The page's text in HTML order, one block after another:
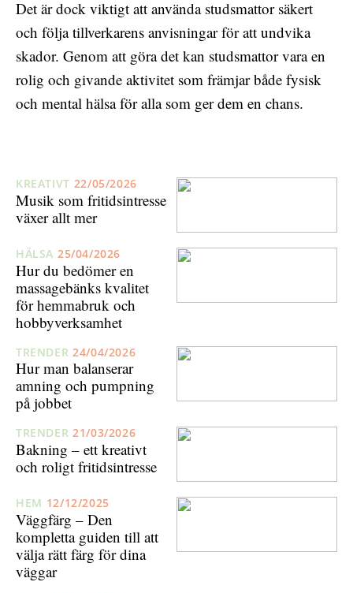
Det är dock viktigt att använda studsmattor säkert
och följa tillverkarens anvisningar för att undvika
skador. Genom att göra det kan studsmattor vara en
rolig och givande aktivitet som främjar både fysisk
och mental hälsa för alla som ger dem en chans.
KREATIVT 22/05/2026
Musik som fritidsintresse
växer allt mer
HÄLSA 25/04/2026
Hur du bedömer en
massagebänks kvalitet
för hemmabruk och
hobbyverksamhet
TRENDER 24/04/2026
Hur man balanserar
amning och pumpning
på jobbet
TRENDER 21/03/2026
Bakning – ett kreativt
och roligt fritidsintresse
HEM 12/12/2025
Väggfärg – Den
kompletta guiden till att
välja rätt färg för dina
väggar